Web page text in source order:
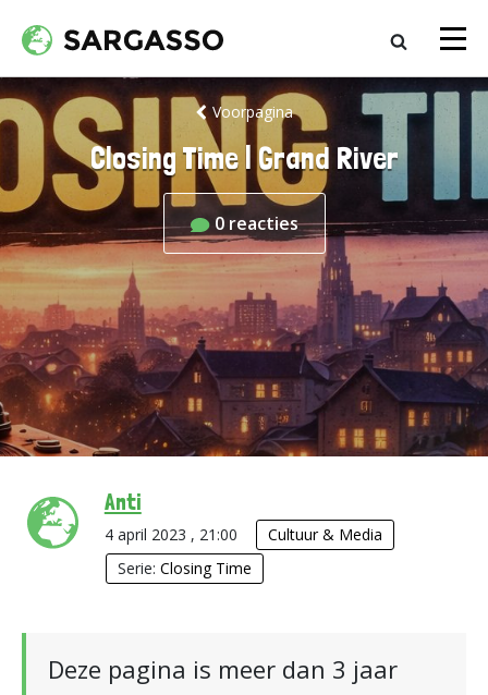
Voorpagina
Closing Time | Grand River
0 reacties
Anti
4 april 2023 , 21:00
Cultuur & Media
Serie: Closing Time
Deze pagina is meer dan 3 jaar